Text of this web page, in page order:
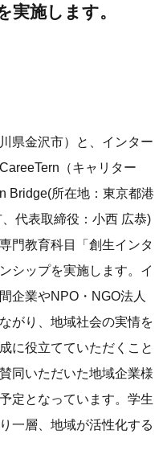
実施します。
県金沢市）と、インター
（キャリター
Bridge(所在地：東京都港
代表取締役：小西 広恭)
門教育科目「創生インタ
シップを実施します。イ
企業やNPO・NGO法人
がり、地域社会の実情を
に役立てていただくこと
同いただいた地域企業様
定となっています。学生
一層、地域が活性化する